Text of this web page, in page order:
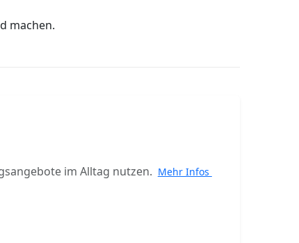
machen.
im Alltag nutzen. Mehr Infos